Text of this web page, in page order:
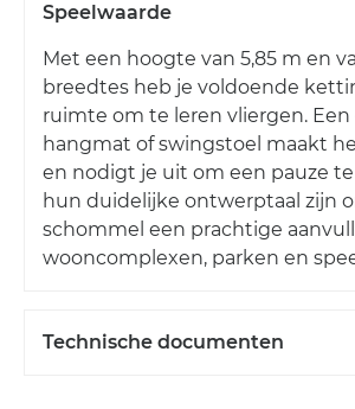
Speelwaarde
Met een hoogte van 5,85 m en
breedtes heb je voldoende
ruimte om te leren vliergen. Een
hangmat of swingstoel maakt
en nodigt je uit om een pauze
hun duidelijke ontwerptaal zijn
schommel een prachtige
wooncomplexen, parken en
Technische documenten